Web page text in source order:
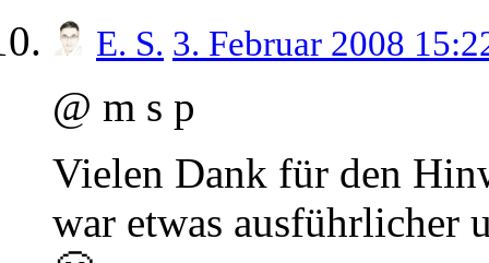
E. S. 3. Februar 2008
@ m s p
Vielen Dank für den
war etwas ausführlicher